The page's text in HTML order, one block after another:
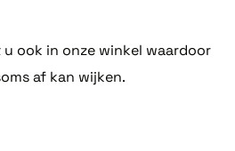
ook in onze winkel waardoor
af kan wijken.